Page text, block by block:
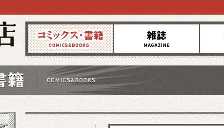
コミックス 雑誌 お知らせ